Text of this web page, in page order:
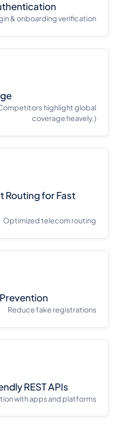
& onboarding verification
highlight global
coverage heavely.)
Routing for Fast
Optimized telecom routing
Reduce fake registrations
REST APIs
with apps and platforms.